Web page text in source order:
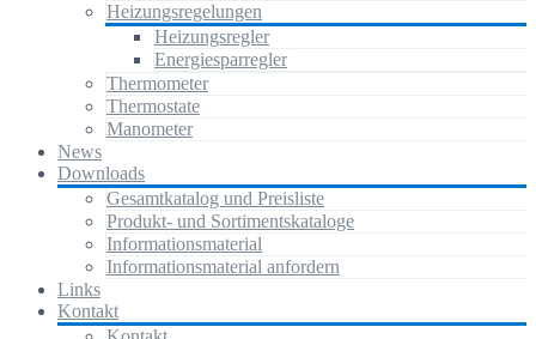
Heizungsregelungen
Heizungsregler
Energiesparregler
Thermometer
Thermostate
Manometer
News
Downloads
Gesamtkatalog und Preisliste
Produkt- und Sortimentskataloge
Informationsmaterial
Informationsmaterial anfordern
Links
Kontakt